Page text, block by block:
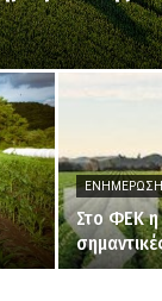
Στο ΦΕΚ η